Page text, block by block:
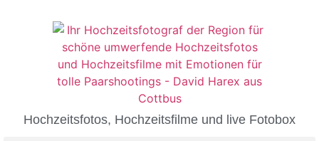
Hochzeitsfotos, Hochzeitsfilme und live Fotobox